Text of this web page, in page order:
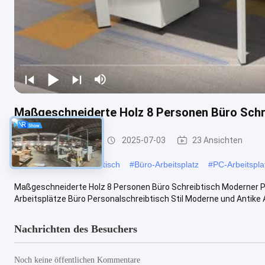
Maßgeschneiderte Holz 8 Personen Büro
Büroarbeitsplätze 2025-07-03 23 Ansichten
#Modularer Arbeitsplatztisch #Büro-Arbeitsplatz #PC-
Maßgeschneiderte Holz 8 Personen Büro Schreibtisch
Arbeitsplätze Büro Personalschreibtisch Stil Moderne und Antike
Nachrichten des Besuchers
Noch keine öffentlichen Kommentare